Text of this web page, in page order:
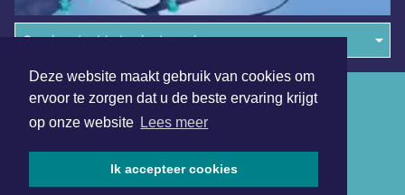
Deze website maakt gebruik van cookies om
ervoor te zorgen dat u de beste ervaring krijgt
op onze website Lees meer
Ik accepteer cookies
Overige dagbladen in de regio
Algemene voorwaarden
Disclaimer